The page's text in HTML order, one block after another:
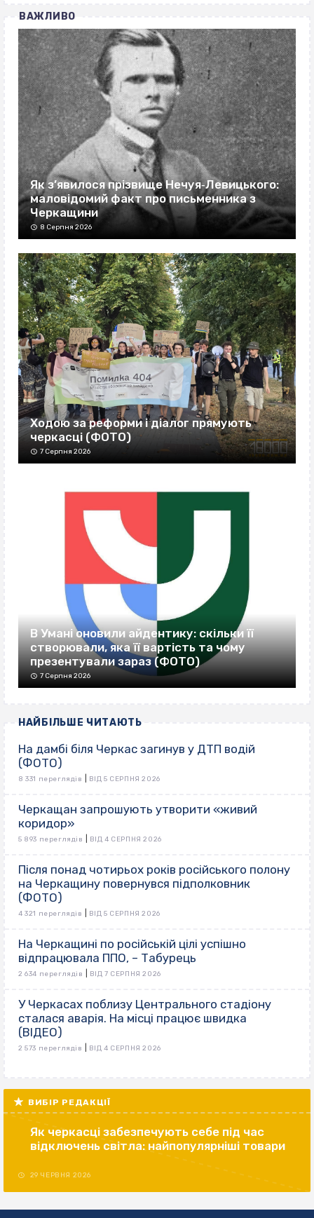
ВАЖЛИВО
Як з’явилося прізвище Нечуя‐Левицького:
маловідомий факт про письменника з
Черкащини
8 Серпня 2026
Ходою за реформи і діалог прямують
черкасці (ФОТО)
7 Серпня 2026
В Умані оновили айдентику: скільки її
створювали, яка її вартість та чому
презентували зараз (ФОТО)
7 Серпня 2026
НАЙБІЛЬШЕ ЧИТАЮТЬ
На дамбі біля Черкас загинув у ДТП водій
(ФОТО)
8 331 переглядів ВІД 5 СЕРПНЯ 2026
Черкащан запрошують утворити «живий
коридор»
5 893 переглядів ВІД 4 СЕРПНЯ 2026
Після понад чотирьох років російського полону
на Черкащину повернувся підполковник
(ФОТО)
4 321 переглядів ВІД 5 СЕРПНЯ 2026
На Черкащині по російській цілі успішно
відпрацювала ППО, – Табурець
2 634 переглядів ВІД 7 СЕРПНЯ 2026
У Черкасах поблизу Центрального стадіону
сталася аварія. На місці працює швидка
(ВІДЕО)
2 573 переглядів ВІД 4 СЕРПНЯ 2026
ВИБІР РЕДАКЦІЇ
Як черкасці забезпечують себе під час
відключень світла: найпопулярніші товари
29 ЧЕРВНЯ 2026